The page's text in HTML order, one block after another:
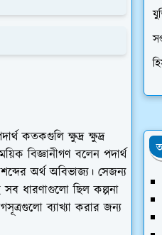
কতকগুলি ক্ষুদ্র ক্ষুদ্র
বিজ্ঞানীগণ বলেন পদার্থ
অর্থ অবিভাজ্য। সেজন্য
ধারণাগুলো ছিল কল্পনা
ব্যাখ্যা করার জন্য